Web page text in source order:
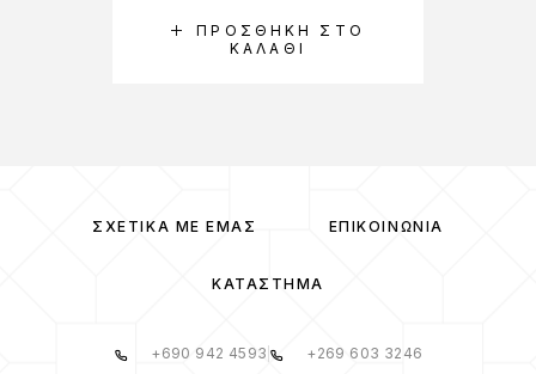
ΠΡΟΣΘΉΚΗ ΣΤΟ
ΚΑΛΆΘΙ
ΣΧΕΤΙΚΆ ΜΕ ΕΜΆΣ ΕΠΙΚΟΙΝΩΝΊΑ
ΚΑΤΆΣΤΗΜΑ
+690 942 4593
+269 603 3246